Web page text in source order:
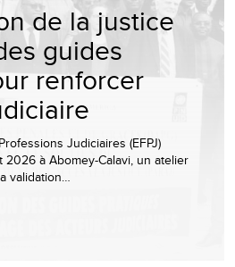
de la justice
guides
renforcer
Judiciaires (EFPJ)
2026 à Abomey-Calavi, un atelier
validation…